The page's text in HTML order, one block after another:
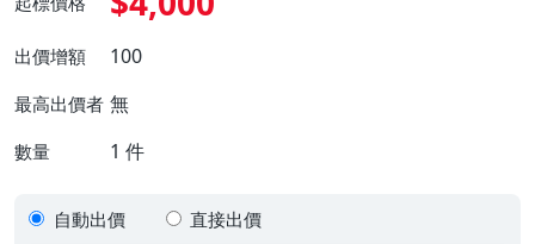
出價增額 100
最高出價者 無
數量 1 件
自動出價 直接出價